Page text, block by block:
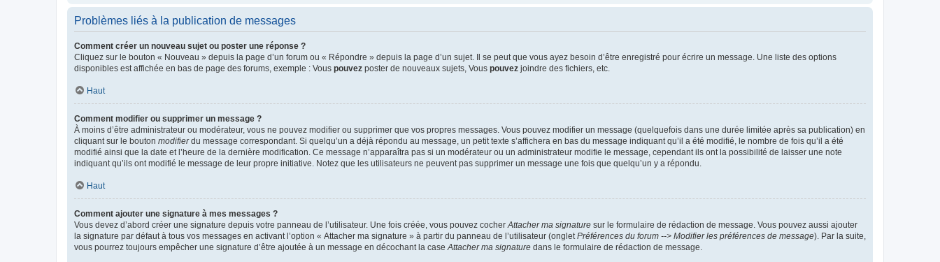
Problèmes liés à la publication de messages
Comment créer un nouveau sujet ou poster une réponse ?
Cliquez sur le bouton « Nouveau » depuis la page d’un forum ou « Répondre » depuis la page d’un sujet. Il se peut que vous ayez besoin d’être enregistré pour écrire un message. Une liste des options
disponibles est affichée en bas de page des forums, exemple : Vous pouvez poster de nouveaux sujets, Vous pouvez joindre des fichiers, etc.
Haut
Comment modifier ou supprimer un message ?
À moins d’être administrateur ou modérateur, vous ne pouvez modifier ou supprimer que vos propres messages. Vous pouvez modifier un message (quelquefois dans une durée limitée après sa publication) en
cliquant sur le bouton modifierdu message correspondant. Si quelqu’un a déjà répondu au message, un petit texte s’affichera en bas du message indiquant qu’il a été modifié, le nombre de fois qu’il a été
modifié ainsi que la date et l’heure de la dernière modification. Ce message n’apparaîtra pas si un modérateur ou un administrateur modifie le message, cependant ils ont la possibilité de laisser une note
indiquant qu’ils ont modifié le message de leur propre initiative. Notez que les utilisateurs ne peuvent pas supprimer un message une fois que quelqu’un y a répondu.
Haut
Comment ajouter une signature à mes messages ?
Vous devez d’abord créer une signature depuis votre panneau de l’utilisateur. Une fois créée, vous pouvez cocherAttacher ma signature sur le formulaire de rédaction de message. Vous pouvez aussi ajouter
la signature par défaut à tous vos messages en activant l’option « Attacher ma signature » à partir du panneau de l’utilisateur (ongletPréférences du forum --> Modifier les préférences de message). Par la suite,
vous pourrez toujours empêcher une signature d’être ajoutée à un message en décochant la caseAttacher ma signature dans le formulaire de rédaction de message.